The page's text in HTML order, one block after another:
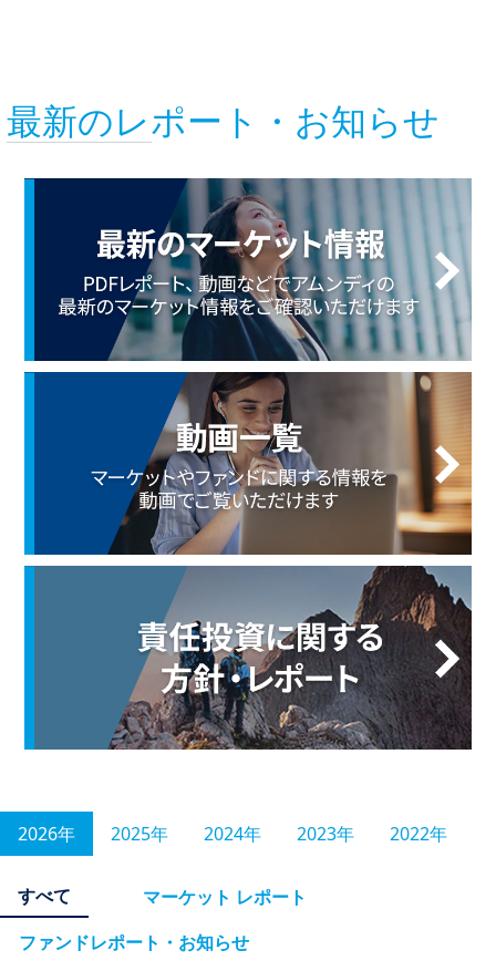
最新のレポート・お知らせ
2026年 2025年 2024年 2023年 2022年
すべて
マーケット レポート
ファンドレポート・お知らせ